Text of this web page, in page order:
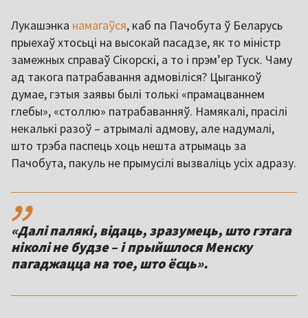
Лукашэнка намагаўся, каб па Пачобута ў Беларусь
прыехаў хтосьці на высокай пасадзе, як то міністр
замежных справаў Сікорскі, а то і прэм’ер Туск. Чаму
ад такога патрабавання адмовіліся? Цыганкоў
думае, гэтыя заявы былі толькі «прамацваннем
глебы», «столлю» патрабаванняў. Намякалі, прасілі
некалькі разоў – атрымалі адмову, але надумалі,
што трэба паспець хоць нешта атрымаць за
Пачобута, пакуль не прымусілі вызваліць усіх адразу.
,,
«Далі палякі, відаць, зразумець, што гэтага
ніколі не будзе – і прыйшлося Менску
пагаджацца на тое, што ёсць».